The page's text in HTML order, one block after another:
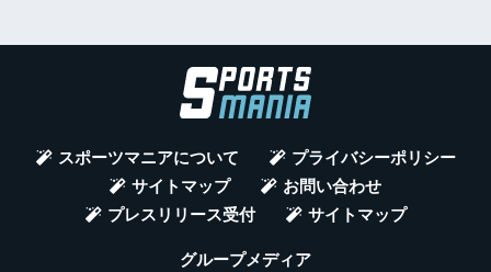
スポーツマニアについて
プライバシーポリシー
サイトマップ
お問い合わせ
プレスリリース受付
サイトマップ
グループメディア